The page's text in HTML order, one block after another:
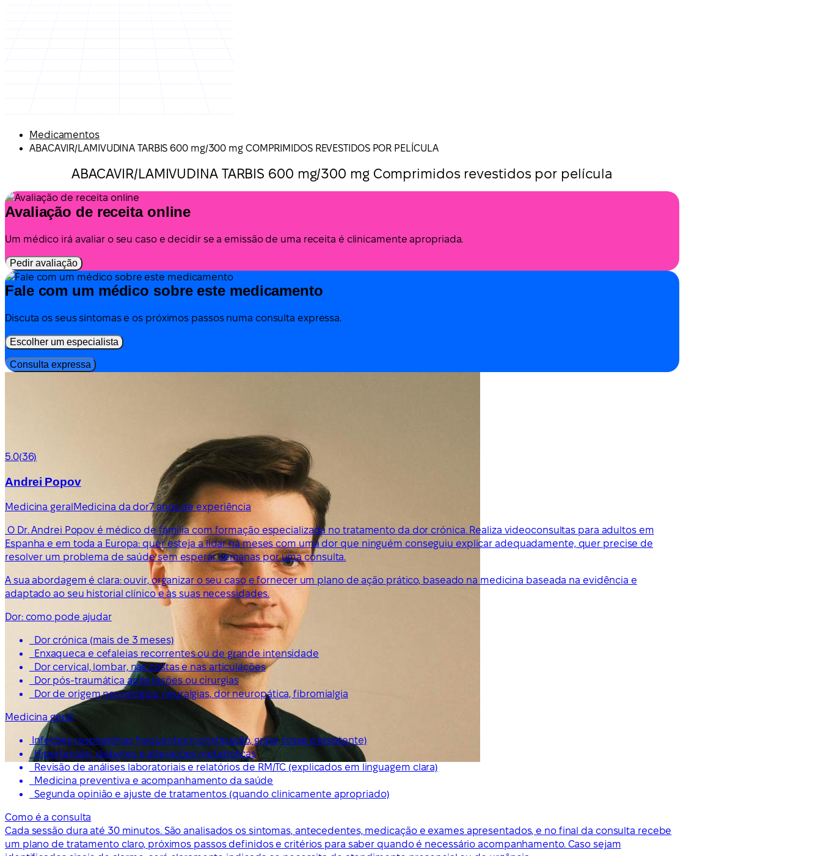
Medicamentos
ABACAVIR/LAMIVUDINA TARBIS 600 mg/300 mg COMPRIMIDOS REVESTIDOS POR PELÍCULA
ABACAVIR/LAMIVUDINA TARBIS 600 mg/300 mg Comprimidos revestidos por película
Avaliação de receita online
Um médico irá avaliar o seu caso e decidir se a emissão de uma receita é clinicamente apropriada.
Pedir avaliação
Fale com um médico sobre este medicamento
Discuta os seus sintomas e os próximos passos numa consulta expressa.
Escolher um especialista
Consulta expressa
5.0(36)
Andrei Popov
Medicina geralMedicina da dor7 anos de experiência
O Dr. Andrei Popov é médico de família com formação especializada no tratamento da dor crónica. Realiza videoconsultas para adultos em
Espanha e em toda a Europa: quer esteja a lidar há meses com uma dor que ninguém conseguiu explicar adequadamente, quer precise de
resolver um problema de saúde sem esperar semanas por uma consulta.
A sua abordagem é clara: ouvir, organizar o seu caso e fornecer um plano de ação prático, baseado na medicina baseada na evidência e
adaptado ao seu historial clínico e às suas necessidades.
Dor: como pode ajudar
Dor crónica (mais de 3 meses)
Enxaqueca e cefaleias recorrentes ou de grande intensidade
Dor cervical, lombar, nas costas e nas articulações
Dor pós-traumática após lesões ou cirurgias
Dor de origem neurológica: neuralgias, dor neuropática, fibromialgia
Medicina geral
Infeções respiratórias frequentes (constipação, gripe, tosse persistente)
Hipertensão, diabetes e alterações metabólicas
Revisão de análises laboratoriais e relatórios de RM/TC (explicados em linguagem clara)
Medicina preventiva e acompanhamento da saúde
Segunda opinião e ajuste de tratamentos (quando clinicamente apropriado)
Como é a consulta
Cada sessão dura até 30 minutos. São analisados os sintomas, antecedentes, medicação e exames apresentados, e no final da consulta recebe
um plano de tratamento claro, próximos passos definidos e critérios para saber quando é necessário acompanhamento. Caso sejam